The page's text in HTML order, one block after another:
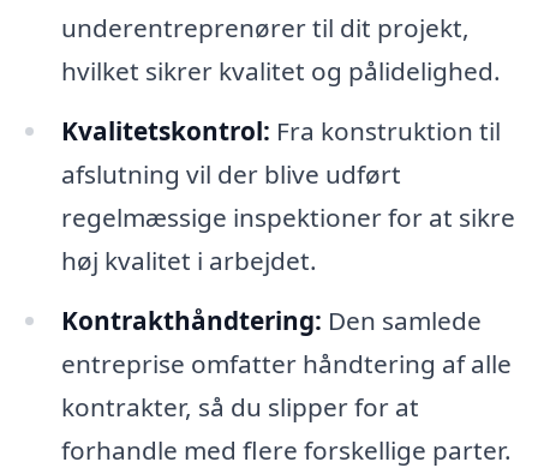
underentreprenører til dit projekt,
hvilket sikrer kvalitet og pålidelighed.
Kvalitetskontrol: Fra konstruktion til
afslutning vil der blive udført
regelmæssige inspektioner for at sikre
høj kvalitet i arbejdet.
Kontrakthåndtering: Den samlede
entreprise omfatter håndtering af alle
kontrakter, så du slipper for at
forhandle med flere forskellige parter.